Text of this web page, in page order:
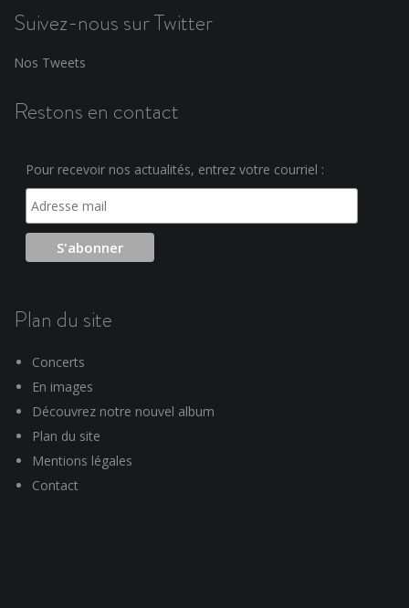
Suivez-nous sur Twitter
Nos Tweets
Restons en contact
Pour recevoir nos actualités, entrez votre courriel :
Plan du site
Concerts
En images
Découvrez notre nouvel album
Plan du site
Mentions légales
Contact